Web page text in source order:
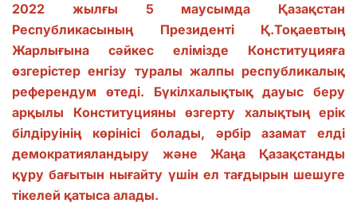
2022 жылғы 5 маусымда Қазақстан
Республикасының Президенті Қ.Тоқаевтың
Жарлығына сәйкес елімізде Конституцияға
өзгерістер енгізу туралы жалпы республикалық
референдум өтеді. Бүкілхалықтық дауыс беру
арқылы Конституцияны өзгерту халықтың ерік
білдіруінің көрінісі болады, әрбір азамат елді
демократияландыру және Жаңа Қазақстанды
құру бағытын нығайту үшін ел тағдырын шешуге
тікелей қатыса алады.